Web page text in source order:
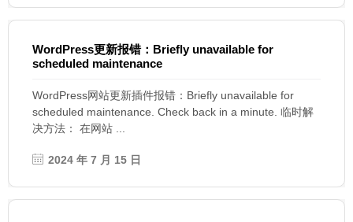
WordPress更新报错：Briefly unavailable for
scheduled maintenance
WordPress网站更新插件报错：Briefly unavailable for
scheduled maintenance. Check back in a minute. 临时解
决方法： 在网站 ...
2024 年 7 月 15 日